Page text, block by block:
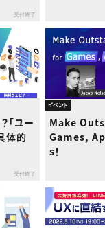
受付終了
「ユー
体的
受付終了
イベント
Make
Games,
s！